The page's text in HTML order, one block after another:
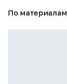
По